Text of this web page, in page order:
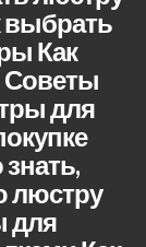
выбрать
Как
Советы
для
люстру
для